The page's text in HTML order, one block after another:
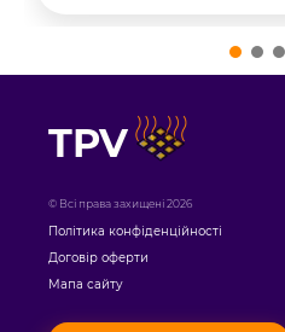
TPV
© Всі права захищені 2026
Політика конфіденційності
Договір оферти
Мапа сайту